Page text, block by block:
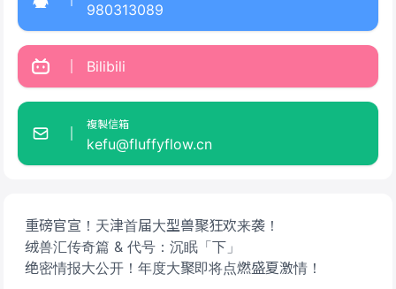
重磅官宣！天津首届大型兽聚狂欢来袭！
绒兽汇传奇篇 & 代号：沉眠「下」
绝密情报大公开！年度大聚即将点燃盛夏激情！
980313089
Bilibili
複製信箱
kefu@fluffyflow.cn